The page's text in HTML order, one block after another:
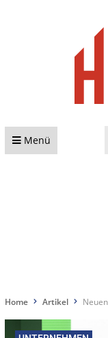
Menü
Home Artikel